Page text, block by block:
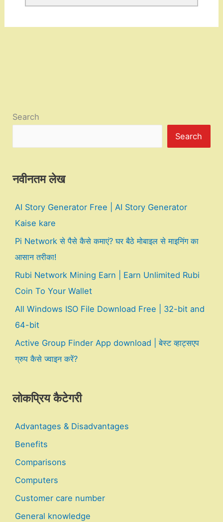
Search
Search
नवीनतम लेख
AI Story Generator Free | AI Story Generator
Kaise kare
Pi Network से पैसे कैसे कमाएं? घर बैठे मोबाइल से माइनिंग का
आसान तरीका!
Rubi Network Mining Earn | Earn Unlimited Rubi
Coin To Your Wallet
All Windows ISO File Download Free | 32-bit and
64-bit
Active Group Finder App download | बेस्ट व्हाट्सएप
ग्रुप कैसे ज्वाइन करें?
लोकप्रिय कैटेगरी
Advantages & Disadvantages
Benefits
Comparisons
Computers
Customer care number
General knowledge